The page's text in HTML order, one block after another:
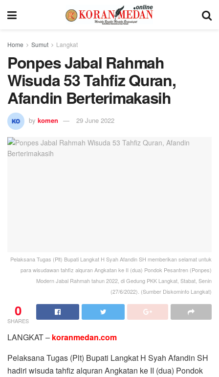
Home Sumut Langkat
Ponpes Jabal Rahmah
Wisuda 53 Tahfiz Quran,
Afandin Berterimakasih
by komen 29 June 2022
Pelaksana Tugas (Plt) Bupati Langkat H Syah Afandin SH memberikan selamat untuk
para wisudawan tahfiz alquran Angkatan ke II (dua) Pondok Pesantren (Ponpes)
Modern Jabal Rahmah tahun 2022, di Gedung PKK Langkat, Stabat, Senin
(27/6/2022). (Sumber Diskominfo Langkat)
0
SHARES
LANGKAT – koranmedan.com
Pelaksana Tugas (Plt) Bupati Langkat H Syah Afandin SH
hadiri wisuda tahfiz alquran Angkatan ke II (dua) Pondok